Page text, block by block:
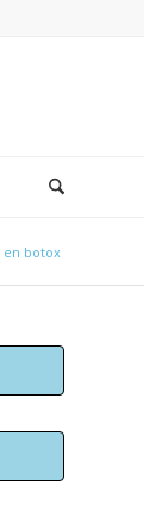
en botox